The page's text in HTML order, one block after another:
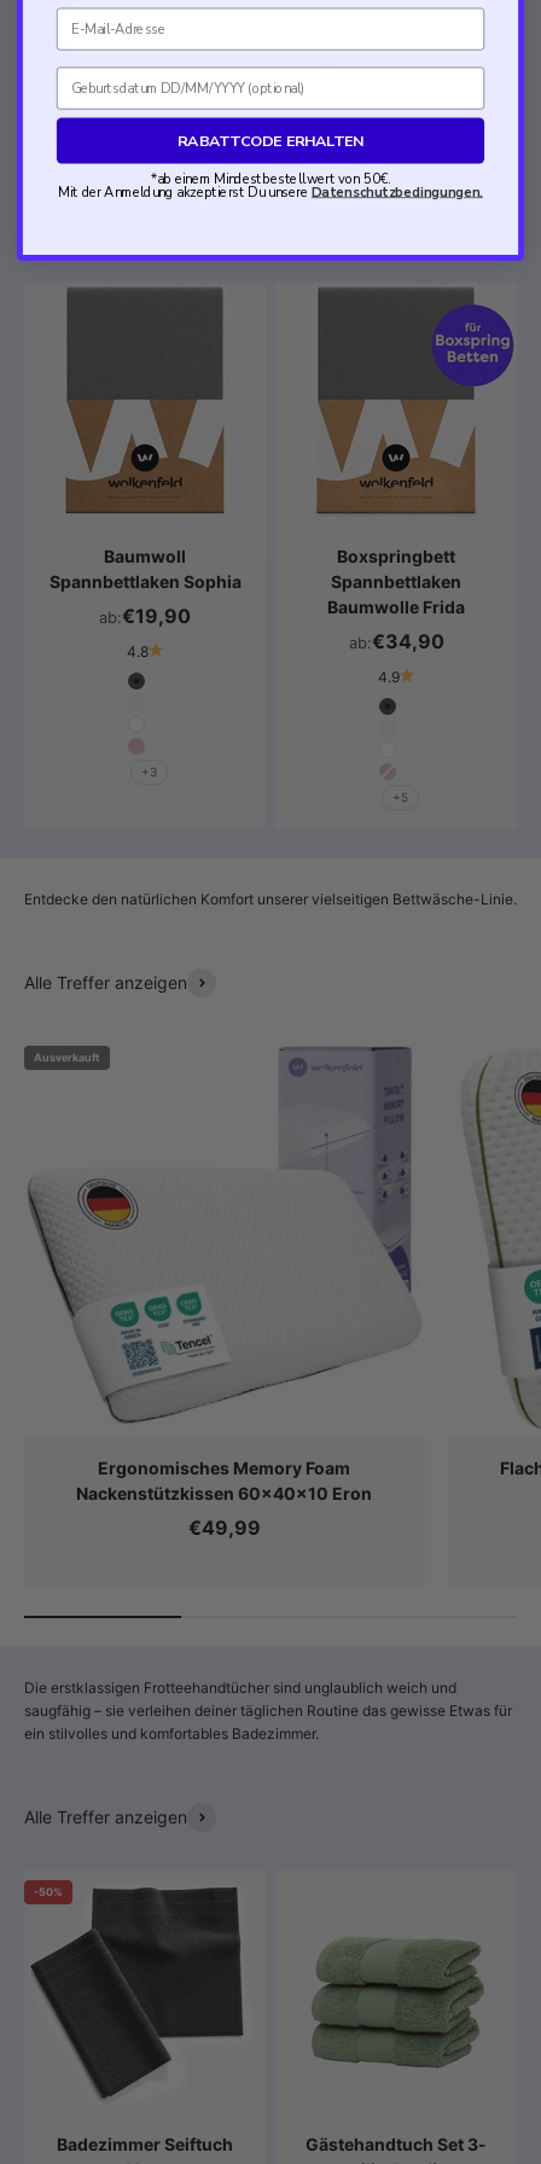
Starker Halt mit flex. Gummizug
Baumwoll
Spannbettlaken Sophia
ab:€19,90
4.8
Farbe
Anthrazit
Weiß
+3
Boxspringbett
Spannbettlaken
Baumwolle Frida
ab:€34,90
4.9
Farbe
Anthrazit
Weiß
+5
Entdecke den natürlichen Komfort unserer vielseitigen Bettwäsche-Linie.
Alle Treffer anzeigen
Ausverkauft
Ergonomisches Memory Foam
Nackenstützkissen 60×40×10 Eron
€49,99
Die erstklassigen Frotteehandtücher sind unglaublich weich und
saugfähig – sie verleihen deiner täglichen Routine das gewisse Etwas für
ein stilvolles und komfortables Badezimmer.
Alle Treffer anzeigen
-50%
Badezimmer Seiftuch
Gästehandtuch Set 3-
Email
Geburtsdatum
RABATTCODE ERHALTEN
*ab einem Mindestbestellwert von 50€.
Mit der Anmeldung akzeptierst Du unsere Datenschutzbedingungen.